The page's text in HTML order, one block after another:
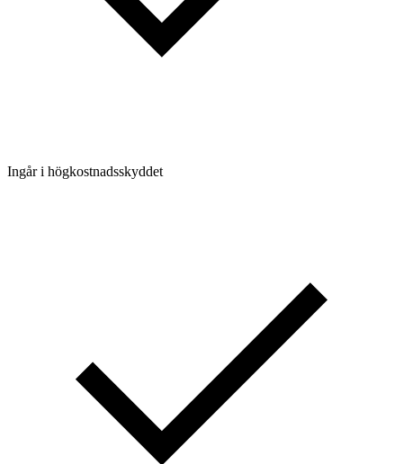
Ingår i högkostnadsskyddet